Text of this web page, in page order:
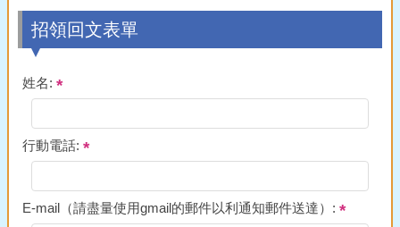
招領回文表單
姓名:
行動電話:
E-mail（請盡量使用gmail的郵件以利通知郵件送達）: